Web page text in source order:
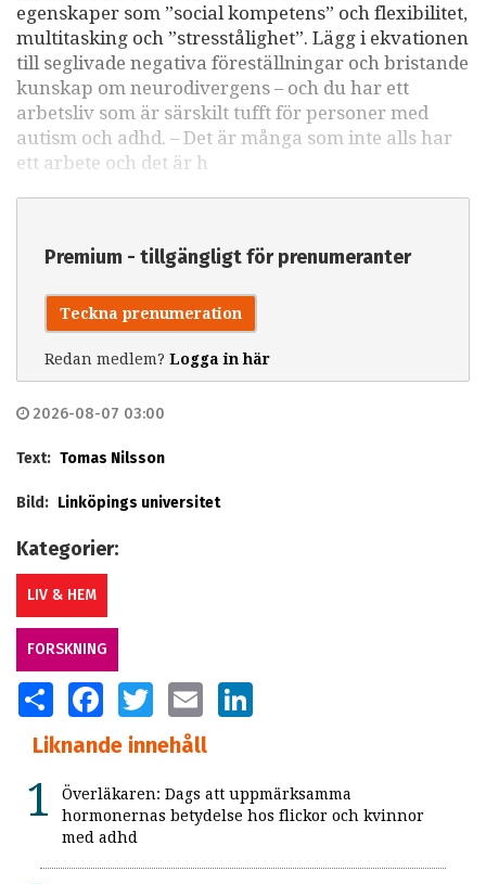
egenskaper som ”social kompetens” och flexibilitet,
multitasking och ”stresstålighet”. Lägg i ekvationen
till seglivade negativa föreställningar och bristande
kunskap om neurodivergens – och du har ett
arbetsliv som är särskilt tufft för personer med
autism och adhd. – Det är många som inte alls har
ett arbete och det är h
Premium - tillgängligt för prenumeranter
Teckna prenumeration
Redan medlem? Logga in här
2026-08-07 03:00
Text: Tomas Nilsson
Bild: Linköpings universitet
Kategorier:
LIV & HEM
FORSKNING
SHARE FACEBOOKTWITTER EMAIL
Liknande innehåll
Överläkaren: Dags att uppmärksamma
hormonernas betydelse hos flickor och kvinnor
med adhd